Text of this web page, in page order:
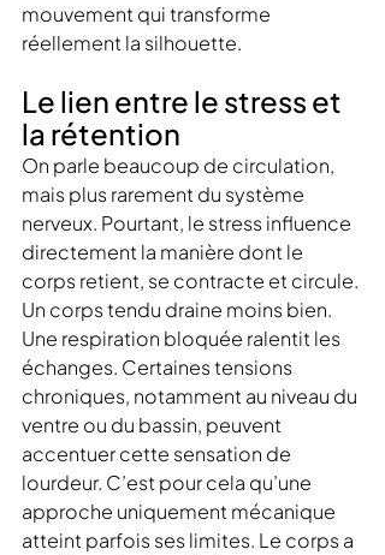
mouvement qui transforme
réellement la silhouette.
Le lien entre le stress et
la rétention
On parle beaucoup de circulation,
mais plus rarement du système
nerveux. Pourtant, le stress influence
directement la manière dont le
corps retient, se contracte et circule.
Un corps tendu draine moins bien.
Une respiration bloquée ralentit les
échanges. Certaines tensions
chroniques, notamment au niveau du
ventre ou du bassin, peuvent
accentuer cette sensation de
lourdeur. C’est pour cela qu’une
approche uniquement mécanique
atteint parfois ses limites. Le corps a